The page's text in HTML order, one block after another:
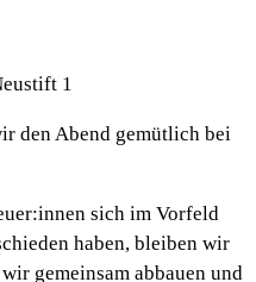
1
den Abend gemütlich bei
sich im Vorfeld
haben, bleiben wir
gemeinsam abbauen und